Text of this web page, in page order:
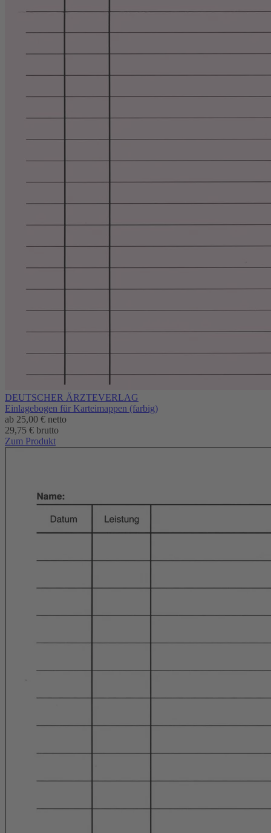
DEUTSCHER ÄRZTEVERLAG
Einlagebogen für Karteimappen (farbig)
ab 25,00 € netto
29,75 € brutto
Zum Produkt